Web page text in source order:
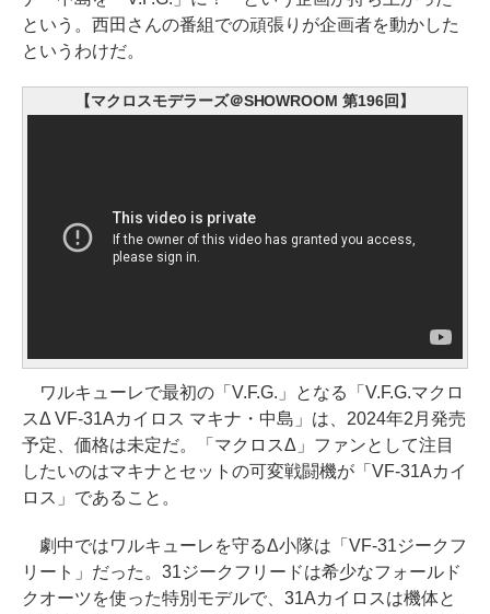
という。西田さんの番組での頑張りが企画者を動かした
というわけだ。
【マクロスモデラーズ＠SHOWROOM 第196回】
ワルキューレで最初の「V.F.G.」となる「V.F.G.マクロ
スΔ VF-31Aカイロス マキナ・中島」は、2024年2月発売
予定、価格は未定だ。「マクロスΔ」ファンとして注目
したいのはマキナとセットの可変戦闘機が「VF-31Aカイ
ロス」であること。
劇中ではワルキューレを守るΔ小隊は「VF-31ジークフ
リート」だった。31ジークフリードは希少なフォールド
クオーツを使った特別モデルで、31Aカイロスは機体と